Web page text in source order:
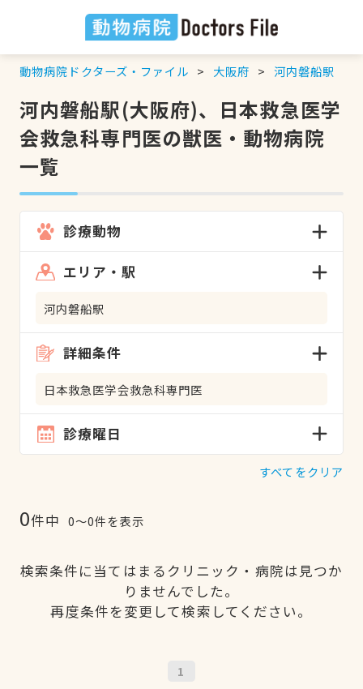
動物病院ドクターズ・ファイル 大阪府 河内磐船駅
河内磐船駅(大阪府)、日本救急医学
会救急科専門医の獣医・動物病院
一覧
診療動物
エリア・駅
河内磐船駅
詳細条件
日本救急医学会救急科専門医
診療曜日
すべてをクリア
0件中 0〜0件を表示
検索条件に当てはまるクリニック・病院は見つか
りませんでした。
再度条件を変更して検索してください。
1